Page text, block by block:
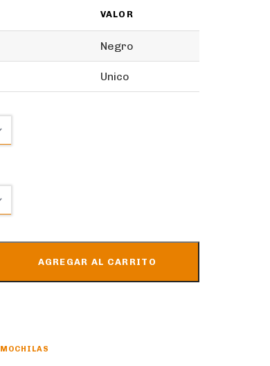
VALOR
Negro
Unico
AGREGAR AL CARRITO
MOCHILAS